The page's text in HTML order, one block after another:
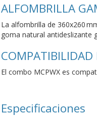
ALFOMBRILLA
La alfombrilla de 360x260
goma natural antideslizante
El combo MCPWX es
Especificaciones